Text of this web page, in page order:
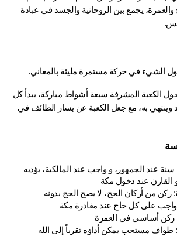
وركن أساسي في الحج والعمرة، يجمع بين الروحانية والجسد في عبادة
في حركة مستمرة مليئة بالمعاني.
: هو الدوران حول الكعبة المشرفة سبعة أشواط مباركة، يبدأ كل
شوط من الحجر الأسود وينتهي به، مع جعل الكعبة عن يسار الطائف في
: سنة عند الجمهور، و واجب عند المالكية، يؤديه
عند دخول مكة
من أركان الحج، لا يصح الحج بدونه
على كل حاج عند مغادرة مكة
أساسي في العمرة
مستحب يمكن أداؤه تقرباً إلى الله